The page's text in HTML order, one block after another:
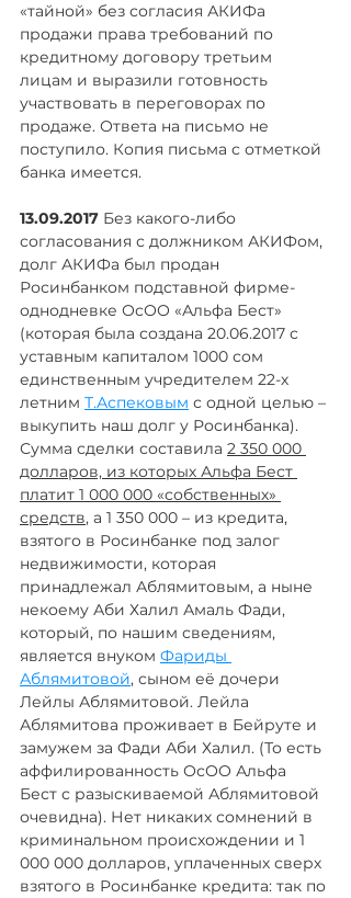
«тайной» без согласия АКИФа
продажи права требований по
кредитному договору третьим
лицам и выразили готовность
участвовать в переговорах по
продаже. Ответа на письмо не
поступило. Копия письма с отметкой
банка имеется.
13.09.2017 Без какого-либо
согласования с должником АКИФом,
долг АКИФа был продан
Росинбанком подставной фирме-
однодневке ОсОО «Альфа Бест»
(которая была создана 20.06.2017 с
уставным капиталом 1000 сом
единственным учредителем 22-х
летним Т.Аспековым с одной целью –
выкупить наш долг у Росинбанка).
Сумма сделки составила 2 350 000
долларов, из которых Альфа Бест
платит 1 000 000 «собственных»
средств, а 1 350 000 – из кредита,
взятого в Росинбанке под залог
недвижимости, которая
принадлежал Аблямитовым, а ныне
некоему Аби Халил Амаль Фади,
который, по нашим сведениям,
является внуком Фариды
Аблямитовой, сыном её дочери
Лейлы Аблямитовой. Лейла
Аблямитова проживает в Бейруте и
замужем за Фади Аби Халил. (То есть
аффилированность ОсОО Альфа
Бест с разыскиваемой Аблямитовой
очевидна). Нет никаких сомнений в
криминальном происхождении и 1
000 000 долларов, уплаченных сверх
взятого в Росинбанке кредита: так по